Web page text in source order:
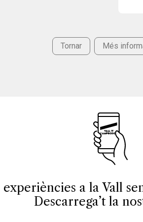
Tornar Més
experiències a la Vall
Descarrega’t la